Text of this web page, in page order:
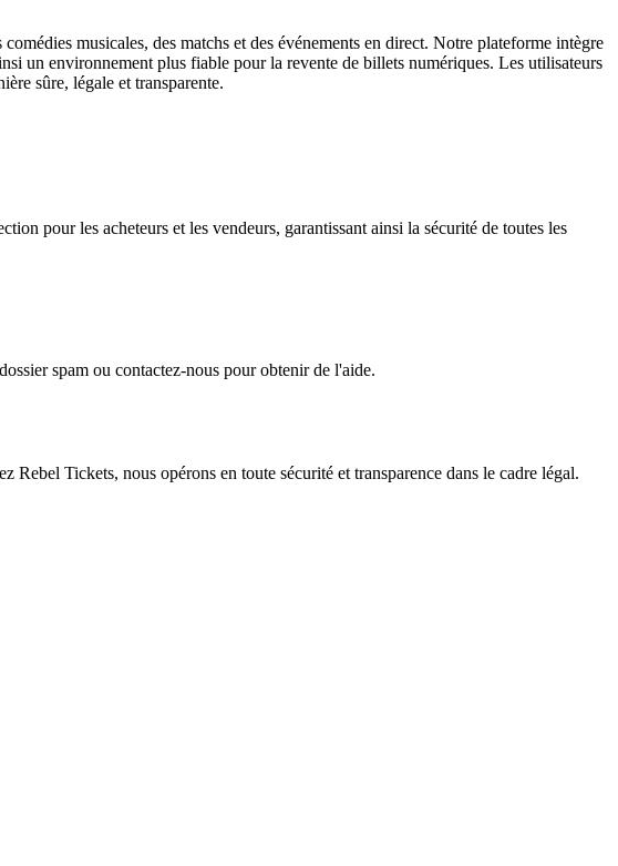
musicales, des matchs et des événements en direct. Notre plateforme intègre
un environnement plus fiable pour la revente de billets numériques. Les utilisateurs
sûre, légale et transparente.
pour les acheteurs et les vendeurs, garantissant ainsi la sécurité de toutes les
spam ou contactez-nous pour obtenir de l'aide.
Rebel Tickets, nous opérons en toute sécurité et transparence dans le cadre légal.